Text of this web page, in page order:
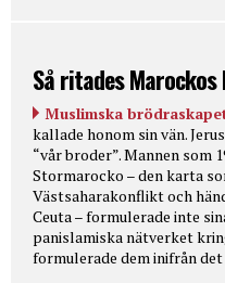
Så ritades
Muslimska
kallade honom sin vän.
“vår broder”. Mannen som
Stormarocko – den karta
Västsaharakonflikt och
Ceuta – formulerade inte
panislamiska nätverket
formulerade dem inifrån